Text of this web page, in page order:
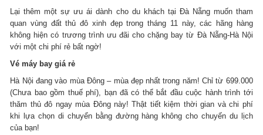
Lại thêm một sự ưu ái dành cho du khách tại Đà Nẵng muốn tham
quan vùng đất thủ đô xinh đẹp trong tháng 11 này, các hãng hàng
không hiện có trương trình ưu đãi cho chặng bay từ Đà Nẵng-Hà Nội
với một chi phí rẻ bất ngờ!
Vé máy bay giá rẻ
Hà Nội đang vào mùa Đông – mùa đẹp nhất trong năm! Chỉ từ 699.000
(Chưa bao gồm thuế phí), bạn đã có thể bắt đầu cuộc hành trình tới
thăm thủ đô ngay mùa Đông này! Thật tiết kiệm thời gian và chi phí
khi lựa chọn di chuyển bằng đường hàng không cho chuyến du lịch
của bạn!